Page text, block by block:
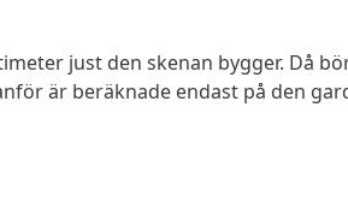
just den skenan bygger. Då
är beräknade endast på den